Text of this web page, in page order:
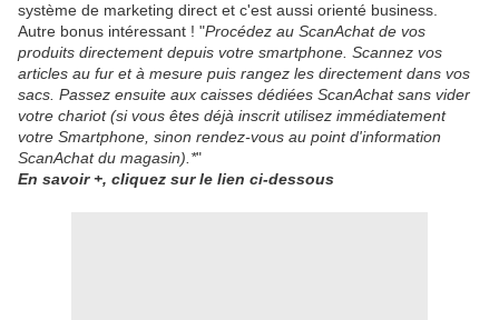
système de marketing direct et c'est aussi orienté business.
Autre bonus intéressant ! "Procédez au ScanAchat de vos
produits directement depuis votre smartphone. Scannez vos
articles au fur et à mesure puis rangez les directement dans vos
sacs. Passez ensuite aux caisses dédiées ScanAchat sans vider
votre chariot (si vous êtes déjà inscrit utilisez immédiatement
votre Smartphone, sinon rendez-vous au point d'information
ScanAchat du magasin).*​"
En savoir +, cliquez sur le lien ci-dessous